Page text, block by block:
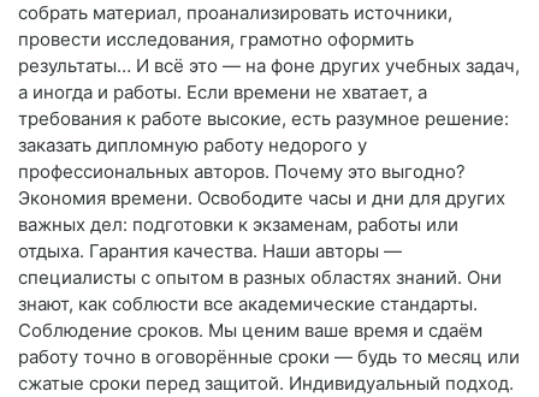
собрать материал, проанализировать источники,
провести исследования, грамотно оформить
результаты… И всё это — на фоне других учебных задач,
а иногда и работы. Если времени не хватает, а
требования к работе высокие, есть разумное решение:
заказать дипломную работу недорого у
профессиональных авторов. Почему это выгодно?
Экономия времени. Освободите часы и дни для других
важных дел: подготовки к экзаменам, работы или
отдыха. Гарантия качества. Наши авторы —
специалисты с опытом в разных областях знаний. Они
знают, как соблюсти все академические стандарты.
Соблюдение сроков. Мы ценим ваше время и сдаём
работу точно в оговорённые сроки — будь то месяц или
сжатые сроки перед защитой. Индивидуальный подход.